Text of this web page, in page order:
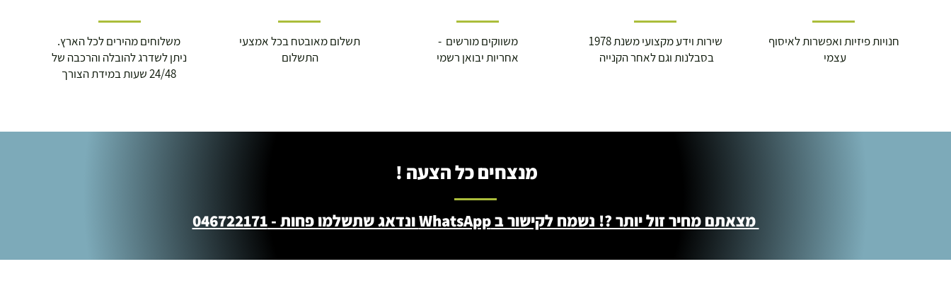
משלוחים מהירים לכל הארץ.
ניתן לשדרג להובלה והרכבה של
24/48 שעות במידת הצורך
תשלום מאובטח בכל אמצעי
התשלום
משווקים מורשים -
אחריות יבואן רשמי
שירות וידע מקצועי משנת 1978
בסבלנות וגם לאחר הקנייה
חנויות פיזיות ואפשרות לאיסוף
עצמי
מנצחים כל הצעה !
מצאתם מחיר זול יותר ?! נשמח לקישור ב WhatsApp ונדאג שתשלמו פחות - 046722171